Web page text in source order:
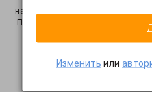
на период тестирования сайта
Просим Вас уведомить нас об
узнаем о
Изменить или